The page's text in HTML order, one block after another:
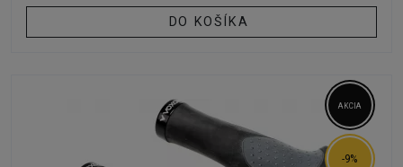
DO KOŠÍKA
AKCIA
-9%